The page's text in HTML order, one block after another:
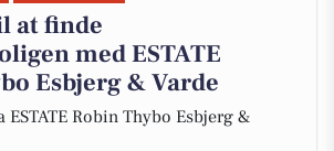
at finde
med ESTATE
Esbjerg & Varde
ESTATE Robin Thybo Esbjerg &